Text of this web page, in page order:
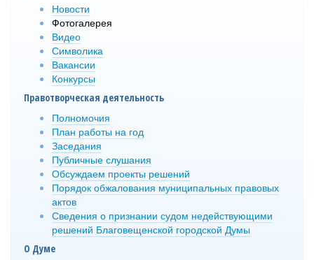
Новости
Фотогалерея
Видео
Символика
Вакансии
Конкурсы
Правотворческая деятельность
Полномочия
План работы на год
Заседания
Публичные слушания
Обсуждаем проекты решений
Порядок обжалования муниципальных правовых
актов
Сведения о признании судом недействующими
решений Благовещенской городской Думы
О Думе